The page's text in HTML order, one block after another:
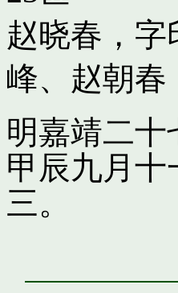
赵晓春，字
峰、 赵朝春
明嘉靖二
甲辰九月
三。